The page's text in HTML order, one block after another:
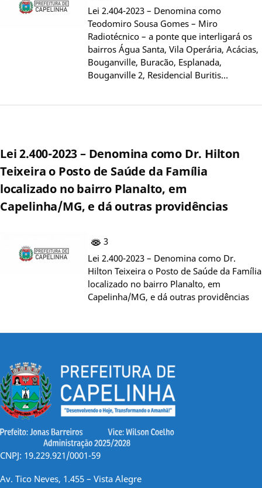
Lei 2.404-2023 – Denomina como
Teodomiro Sousa Gomes – Miro
Radiotécnico – a ponte que interligará os
bairros Água Santa, Vila Operária, Acácias,
Bouganville, Buracão, Esplanada,
Bouganville 2, Residencial Buritis…
Lei 2.400-2023 – Denomina como Dr. Hilton
Teixeira o Posto de Saúde da Família
localizado no bairro Planalto, em
Capelinha/MG, e dá outras providências
3
Lei 2.400-2023 – Denomina como Dr.
Hilton Teixeira o Posto de Saúde da Família
localizado no bairro Planalto, em
Capelinha/MG, e dá outras providências
CNPJ: 19.229.921/0001-59
Av. Tico Neves, 1.455 – Vista Alegre